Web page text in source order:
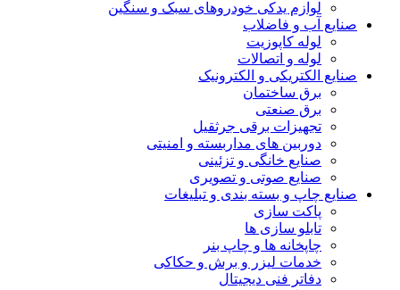
لوازم یدکی خودروهای سبک و سنگین
صنایع آب و فاضلاب
لوله کاپوزیت
لوله و اتصالات
صنایع الکتریکی و الکترونیک
برق ساختمان
برق صنعتی
تجهیزات برقی جرثقیل
دوربین های مداربسته و امنیتی
صنایع خانگی و تزئینی
صنایع صوتی و تصویری
صنایع چاپ و بسته بندی و تبلیغات
پاکت سازی
تابلو سازی ها
چاپخانه ها و چاپ بنر
خدمات لیزر و برش و حکاکی
دفاتر فنی دیجیتال